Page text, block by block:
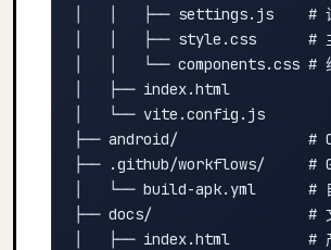
│   │   ├── settings.js    # 设
│   │   ├── style.css      # 主
│   │   └── components.css #
│   ├── index.html
│   └── vite.config.js
├── android/               #
├── .github/workflows/     #
│   └── build-apk.yml      # 自
├── docs/                  # 文
│   ├── index.html         # 产